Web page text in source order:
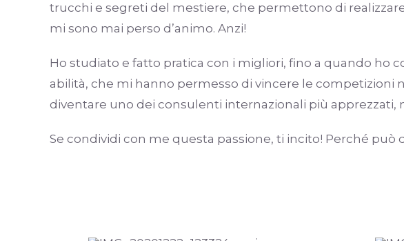
trucchi e segreti del mestiere, che permettono di
mi sono mai perso d’animo. Anzi!
Ho studiato e fatto pratica con i migliori, fino a quando ho
abilità, che mi hanno permesso di vincere le competizioni
diventare uno dei consulenti internazionali più apprezzati,
Se condividi con me questa passione, ti incito! Perché può